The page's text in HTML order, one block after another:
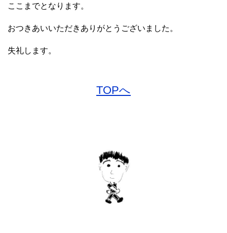
ここまでとなります。
おつきあいいただきありがとうございました。
失礼します。
TOPへ